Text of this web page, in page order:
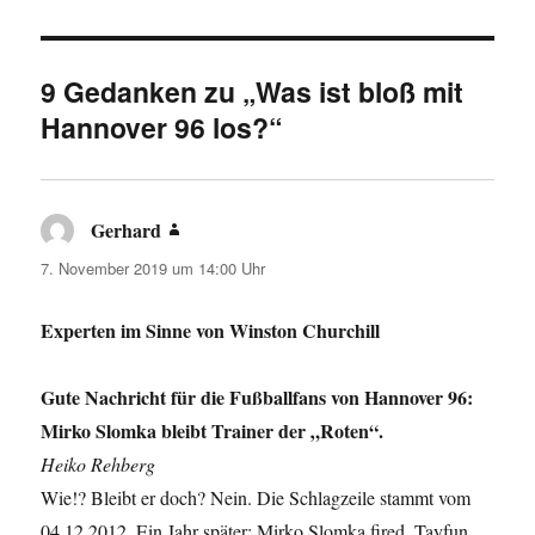
9 Gedanken zu „Was ist bloß mit
Hannover 96 los?“
Gerhard
7. November 2019 um 14:00 Uhr
Experten im Sinne von Winston Churchill
Gute Nachricht für die Fußballfans von Hannover 96:
Mirko Slomka bleibt Trainer der „Roten“.
Heiko Rehberg
Wie!? Bleibt er doch? Nein. Die Schlagzeile stammt vom